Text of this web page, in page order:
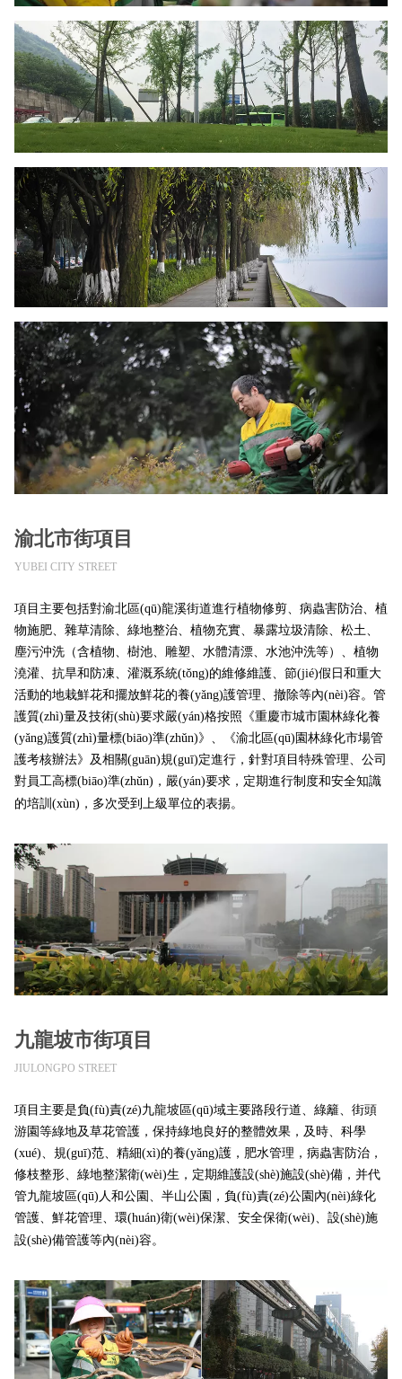
渝北市街項目
YUBEI CITY STREET
項目主要包括對渝北區(qū)龍溪街道進行植物修剪、病蟲害防治、植
物施肥、雜草清除、綠地整治、植物充實、暴露垃圾清除、松土、
塵污沖洗（含植物、樹池、雕塑、水體清漂、水池沖洗等）、植物
澆灌、抗旱和防凍、灌溉系統(tǒng)的維修維護、節(jié)假日和重大
活動的地栽鮮花和擺放鮮花的養(yǎng)護管理、撤除等內(nèi)容。管
護質(zhì)量及技術(shù)要求嚴(yán)格按照《重慶市城市園林綠化養
(yǎng)護質(zhì)量標(biāo)準(zhǔn)》、《渝北區(qū)園林綠化市場管
護考核辦法》及相關(guān)規(guī)定進行，針對項目特殊管理、公司
對員工高標(biāo)準(zhǔn)，嚴(yán)要求，定期進行制度和安全知識
的培訓(xùn)，多次受到上級單位的表揚。
九龍坡市街項目
JIULONGPO STREET
項目主要是負(fù)責(zé)九龍坡區(qū)域主要路段行道、綠籬、街頭
游園等綠地及草花管護，保持綠地良好的整體效果，及時、科學
(xué)、規(guī)范、精細(xì)的養(yǎng)護，肥水管理，病蟲害防治，
修枝整形、綠地整潔衛(wèi)生，定期維護設(shè)施設(shè)備，并代
管九龍坡區(qū)人和公園、半山公園，負(fù)責(zé)公園內(nèi)綠化
管護、鮮花管理、環(huán)衛(wèi)保潔、安全保衛(wèi)、設(shè)施
設(shè)備管護等內(nèi)容。